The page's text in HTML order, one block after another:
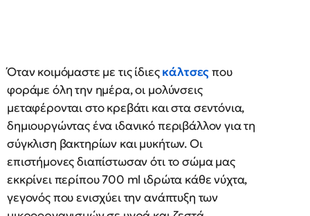
Όταν κοιμόμαστε με τις ίδιεςκάλτσεςπου
φοράμε όλη την ημέρα, οι μολύνσεις
μεταφέρονται στο κρεβάτι και στα σεντόνια,
δημιουργώντας ένα ιδανικό περιβάλλον για τη
σύγκλιση βακτηρίων και μυκήτων. Οι
επιστήμονες διαπίστωσαν ότι το σώμα μας
εκκρίνει περίπου 700 ml ιδρώτα κάθε νύχτα,
γεγονός που ενισχύει την ανάπτυξη των